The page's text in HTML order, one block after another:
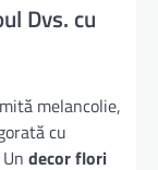
Dvs. cu
melancolie,
cu
Un decor flori